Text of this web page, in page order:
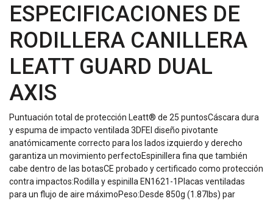
ESPECIFICACIONES DE
RODILLERA CANILLERA
LEATT GUARD DUAL
AXIS
Puntuación total de protección Leatt® de 25 puntosCáscara dura
y espuma de impacto ventilada 3DFEl diseño pivotante
anatómicamente correcto para los lados izquierdo y derecho
garantiza un movimiento perfectoEspinillera fina que también
cabe dentro de las botasCE probado y certificado como protección
contra impactos:Rodilla y espinilla EN1621-1Placas ventiladas
para un flujo de aire máximoPeso:Desde 850g (1.87lbs) par